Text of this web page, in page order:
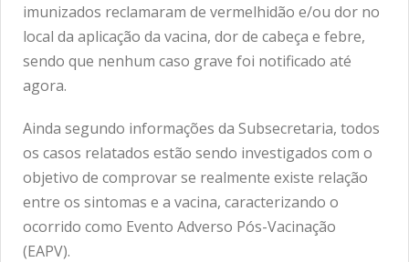
imunizados reclamaram de vermelhidão e/ou dor no
local da aplicação da vacina, dor de cabeça e febre,
sendo que nenhum caso grave foi notificado até
agora.
Ainda segundo informações da Subsecretaria, todos
os casos relatados estão sendo investigados com o
objetivo de comprovar se realmente existe relação
entre os sintomas e a vacina, caracterizando o
ocorrido como Evento Adverso Pós-Vacinação
(EAPV).